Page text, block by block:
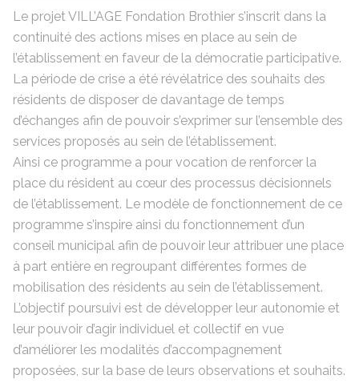
Le projet VILL’AGE Fondation Brothier s’inscrit dans la
continuité des actions mises en place au sein de
l’établissement en faveur de la démocratie participative.
La période de crise a été révélatrice des souhaits des
résidents de disposer de davantage de temps
d’échanges afin de pouvoir s’exprimer sur l’ensemble des
services proposés au sein de l’établissement.
Ainsi ce programme a pour vocation de renforcer la
place du résident au cœur des processus décisionnels
de l’établissement. Le modèle de fonctionnement de ce
programme s’inspire ainsi du fonctionnement d’un
conseil municipal afin de pouvoir leur attribuer une place
à part entière en regroupant différentes formes de
mobilisation des résidents au sein de l’établissement.
L’objectif poursuivi est de développer leur autonomie et
leur pouvoir d’agir individuel et collectif en vue
d’améliorer les modalités d’accompagnement
proposées, sur la base de leurs observations et souhaits.